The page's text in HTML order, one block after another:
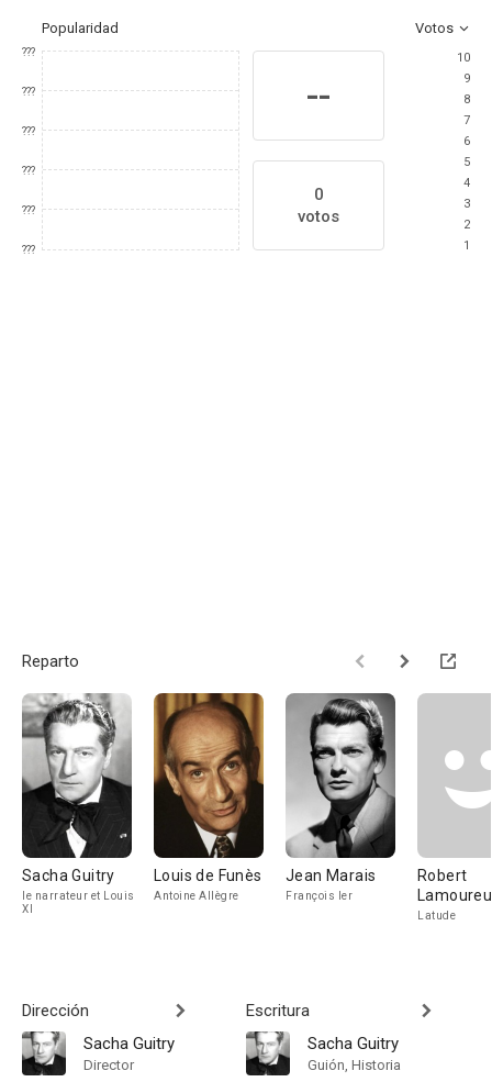
Popularidad Votos
???
???
???
???
???
???
--
0
votos
10
9
8
7
6
5
4
3
2
1
Reparto
Sacha Guitry
le narrateur et Louis
XI
Louis de Funès
Antoine Allègre
Jean Marais
François Ier
Robert
Latude
Dirección
Sacha Guitry
Director
Escritura
Sacha Guitry
Guión, Historia